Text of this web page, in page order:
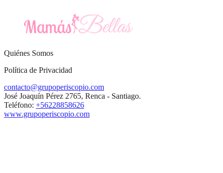
Quiénes Somos
Política de Privacidad
contacto@grupoperiscopio.com
José Joaquín Pérez 2765, Renca - Santiago.
Teléfono: +56228858626
www.grupoperiscopio.com